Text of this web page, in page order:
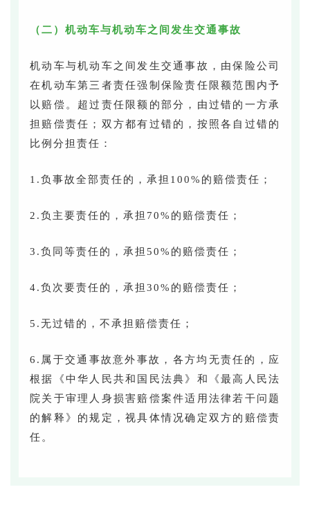
（二）机动车与机动车之间发生交通事故
机动车与机动车之间发生交通事故，由保险公司
在机动车第三者责任强制保险责任限额范围内予
以赔偿。超过责任限额的部分，由过错的一方承
担赔偿责任；双方都有过错的，按照各自过错的
比例分担责任：
1.负事故全部责任的，承担100%的赔偿责任；
2.负主要责任的，承担70%的赔偿责任；
3.负同等责任的，承担50%的赔偿责任；
4.负次要责任的，承担30%的赔偿责任；
5.无过错的，不承担赔偿责任；
6.属于交通事故意外事故，各方均无责任的，应
根据《中华人民共和国民法典》和《最高人民法
院关于审理人身损害赔偿案件适用法律若干问题
的解释》的规定，视具体情况确定双方的赔偿责
任。